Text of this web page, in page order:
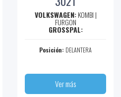
VOLKSWAGEN:KOMBI |
FURGON
GROSSPAL:
Posición: DELANTERA
Ver más